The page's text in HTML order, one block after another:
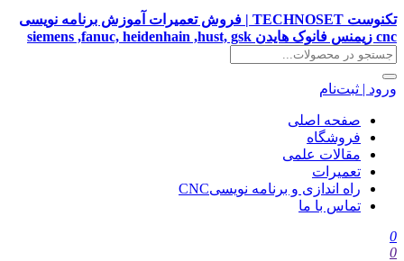
تکنوست TECHNOSET | فروش تعمیرات آموزش برنامه نویسی
cnc زیمنس فانوک هایدن siemens ,fanuc, heidenhain ,hust, gsk
ورود | ثبت‌نام
صفحه اصلی
فروشگاه
مقالات علمی
تعمیرات
راه اندازی و برنامه نویسیCNC
تماس با ما
0
0